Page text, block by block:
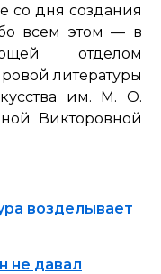
со дня создания
всем этом — в
отделом
литературы
им. М. О.
Викторовной
возделывает
не давал